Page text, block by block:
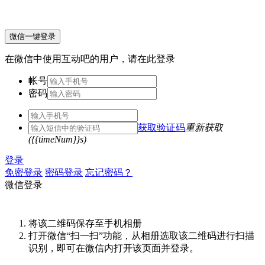
微信一键登录
在微信中使用互动吧的用户，请在此登录
帐号
密码
获取验证码重新获取
({{timeNum}}s)
登录
免密登录 密码登录 忘记密码？
微信登录
将该二维码保存至手机相册
打开微信“扫一扫”功能，从相册选取该二维码进行扫描
识别，即可在微信内打开该页面并登录。